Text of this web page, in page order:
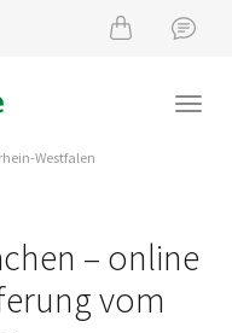
Westfalen
– online
vom